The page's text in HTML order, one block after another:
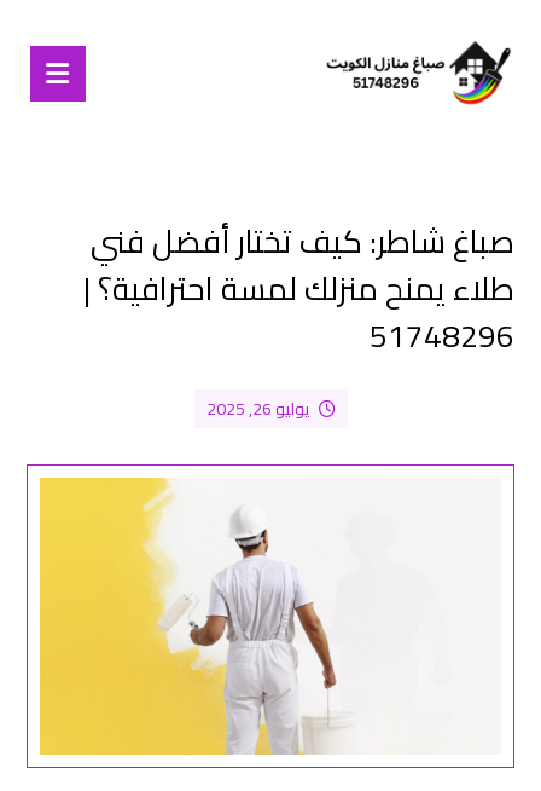
صباغ شاطر: كيف تختار أفضل فني
طلاء يمنح منزلك لمسة احترافية؟ |
51748296
يوليو 26, 2025